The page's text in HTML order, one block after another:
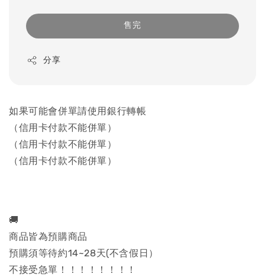
售完
分享
如果可能會併單請使用銀行轉帳
（信用卡付款不能併單）
（信用卡付款不能併單）
（信用卡付款不能併單）
🚚
商品皆為預購商品
預購須等待約14~28天(不含假日）
不接受急單！！！！！！！！